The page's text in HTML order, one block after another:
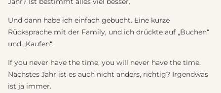
Und dann habe ich einfach gebucht. Eine kurze
Rücksprache mit der Family, und ich drückte auf „Buchen“
und „Kaufen“.
If you never have the time, you will never have the time.
Nächstes Jahr ist es auch nicht anders, richtig? Irgendwas
ist ja immer.